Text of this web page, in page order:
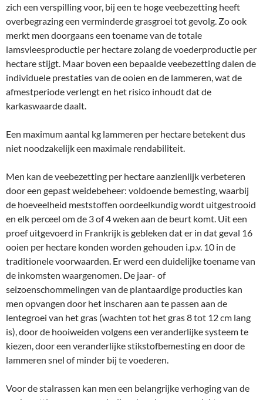
zich een verspilling voor, bij een te hoge veebezetting heeft
overbegrazing een verminderde grasgroei tot gevolg. Zo ook
merkt men doorgaans een toename van de totale
lamsvleesproductie per hectare zolang de voederproductie per
hectare stijgt. Maar boven een bepaalde veebezetting dalen de
individuele prestaties van de ooien en de lammeren, wat de
afmestperiode verlengt en het risico inhoudt dat de
karkaswaarde daalt.
Een maximum aantal kg lammeren per hectare betekent dus
niet noodzakelijk een maximale rendabiliteit.
Men kan de veebezetting per hectare aanzienlijk verbeteren
door een gepast weidebeheer: voldoende bemesting, waarbij
de hoeveelheid meststoffen oordeelkundig wordt uitgestrooid
en elk perceel om de 3 of 4 weken aan de beurt komt. Uit een
proef uitgevoerd in Frankrijk is gebleken dat er in dat geval 16
ooien per hectare konden worden gehouden i.p.v. 10 in de
traditionele voorwaarden. Er werd een duidelijke toename van
de inkomsten waargenomen. De jaar- of
seizoenschommelingen van de plantaardige producties kan
men opvangen door het inscharen aan te passen aan de
lentegroei van het gras (wachten tot het gras 8 tot 12 cm lang
is), door de hooiweiden volgens een veranderlijke systeem te
kiezen, door een veranderlijke stikstofbemesting en door de
lammeren snel of minder bij te voederen.
Voor de stalrassen kan men een belangrijke verhoging van de